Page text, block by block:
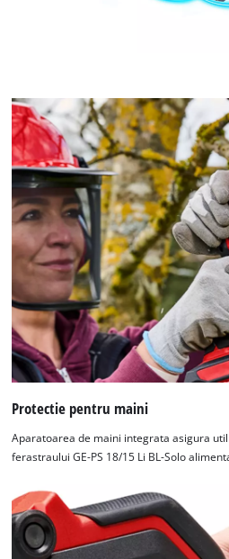
Protectie pentru maini
Aparatoarea de maini integrata asigura
ferastraului GE-PS 18/15 Li BL-Solo